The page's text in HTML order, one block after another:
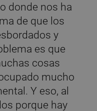
donde nos ha
de que los
y
es que
cosas
mucho
Y eso, al
porque hay